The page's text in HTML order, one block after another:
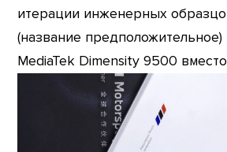
итерации инженерных
(название
MediaTek Dimensity 9500